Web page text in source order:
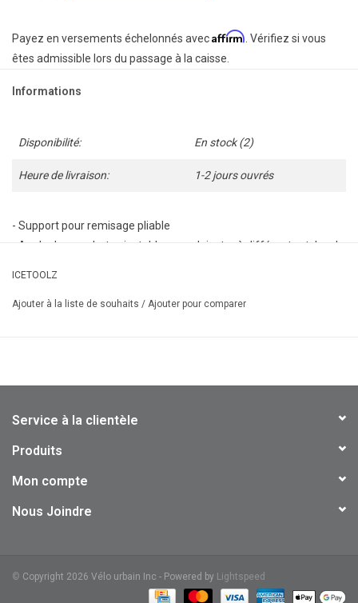
Payez en versements échelonnés avecAffirm. Vérifiez si vous
êtes admissible lors du passage à la caisse.
Informations
Disponibilité: En stock(2)
Heure de livraison: 1-2 jours ouvrés
- Support pour remisage pliable
- Angle des crochets ajustable pour s'ajuster à différents styles de
ICETOOLZ
Ajouter à la liste de souhaits / Ajouter pour comparer
Service à la clientèle
Produits
Mon compte
Nous Joindre
© Copyright 2026 Vélo urbain Inc - Powered by Lightspeed